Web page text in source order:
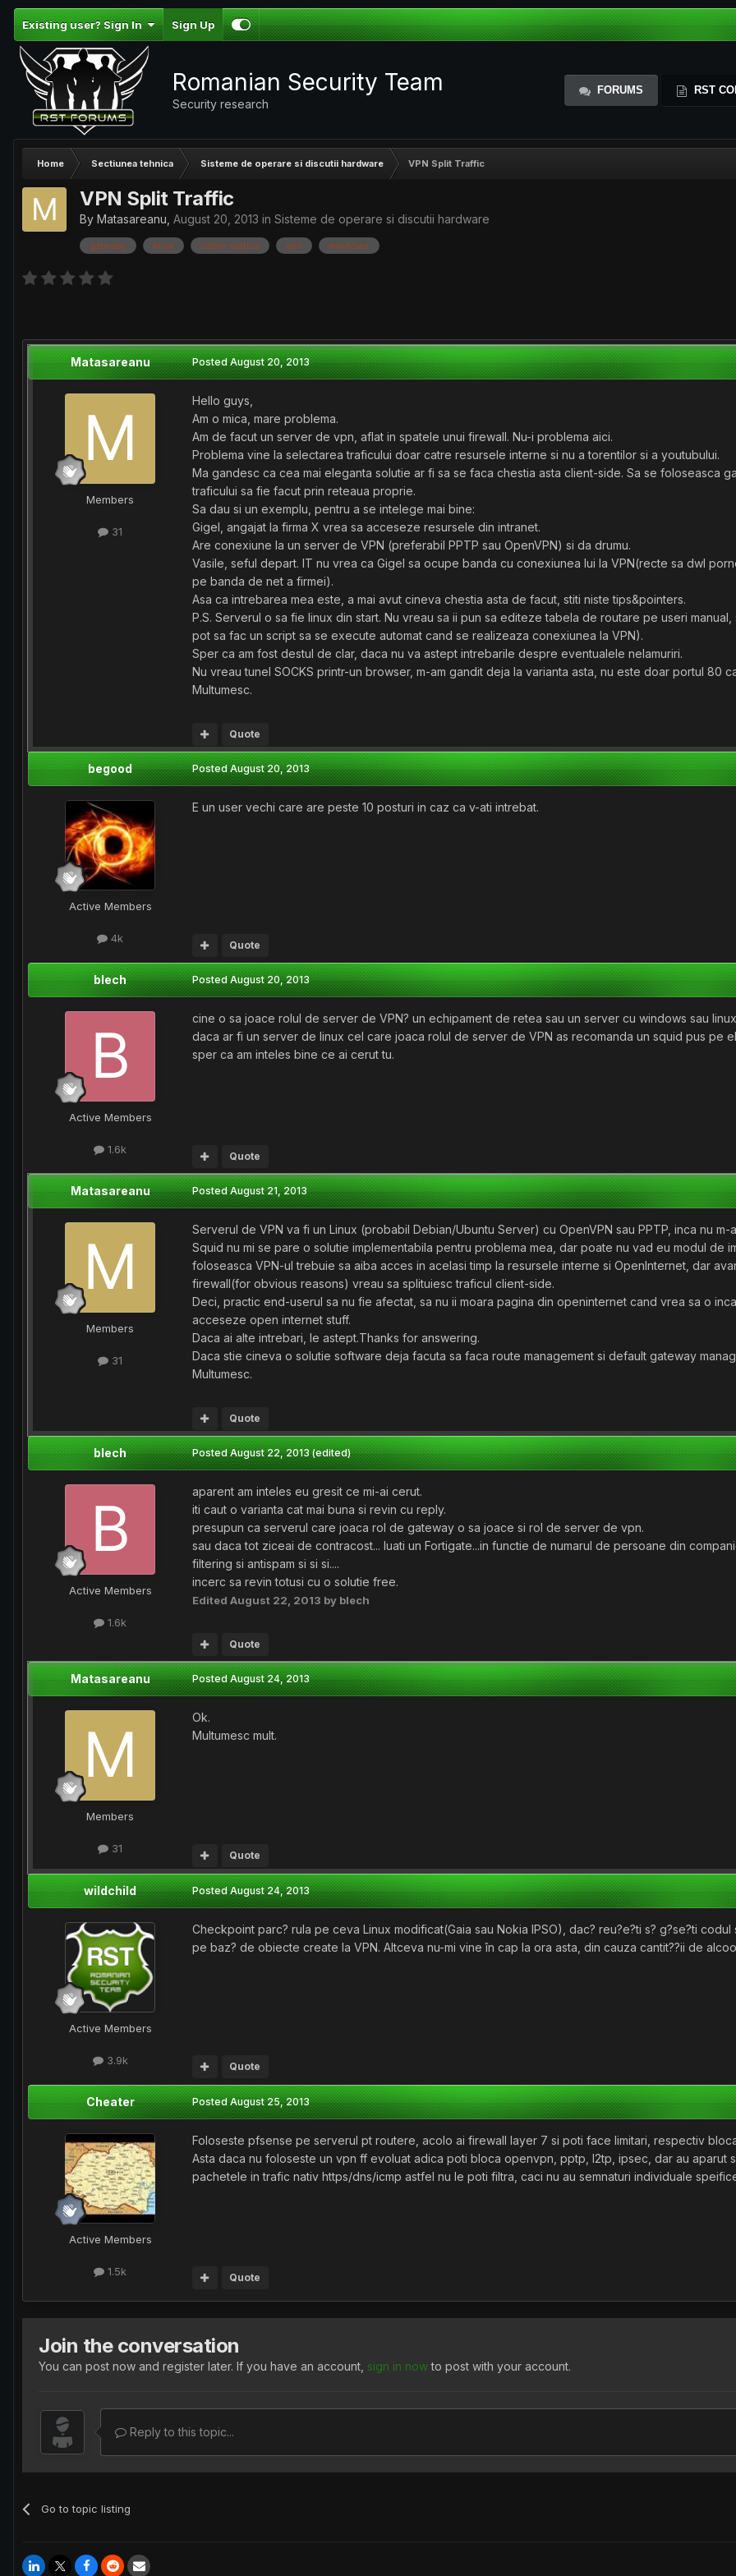
Existing user? Sign In Sign Up
Romanian Security Team
Security research
FORUMS RST
Home Sectiunea tehnica Sisteme de operare si discutii hardware VPN Split Traffic
VPN Split Traffic
By Matasareanu August 20, 2013 in Sisteme de operare si discutii hardware
gateway linux rutare statica vpn windows
Matasareanu
Members
31
PostedAugust 20, 2013
Hello guys,
Am o mica, mare problema.
Am de facut un server de vpn, aflat in spatele unui firewall. Nu-i problema aici.
Problema vine la selectarea traficului doar catre resursele interne si nu a torentilor si a youtubului.
Ma gandesc ca cea mai eleganta solutie ar fi sa se faca chestia asta client-side. Sa se foloseasca
traficului sa fie facut prin reteaua proprie.
Sa dau si un exemplu, pentru a se intelege mai bine:
Gigel, angajat la firma X vrea sa acceseze resursele din intranet.
Are conexiune la un server de VPN (preferabil PPTP sau OpenVPN) si da drumu.
Vasile, seful depart. IT nu vrea ca Gigel sa ocupe banda cu conexiunea lui la VPN(recte sa dwl
pe banda de net a firmei).
Asa ca intrebarea mea este, a mai avut cineva chestia asta de facut, stiti niste tips&pointers.
P.S. Serverul o sa fie linux din start. Nu vreau sa ii pun sa editeze tabela de routare pe useri
pot sa fac un script sa se execute automat cand se realizeaza conexiunea la VPN).
Sper ca am fost destul de clar, daca nu va astept intrebarile despre eventualele nelamuriri.
Nu vreau tunel SOCKS printr-un browser, m-am gandit deja la varianta asta, nu este doar portul 80
Multumesc.
Quote
begood
Active Members
4k
PostedAugust 20, 2013
E un user vechi care are peste 10 posturi in caz ca v-ati intrebat.
Quote
blech
Active Members
1.6k
PostedAugust 20, 2013
cine o sa joace rolul de server de VPN? un echipament de retea sau un server cu windows sau
daca ar fi un server de linux cel care joaca rolul de server de VPN as recomanda un squid pus pe
sper ca am inteles bine ce ai cerut tu.
Quote
Matasareanu
Members
31
PostedAugust 21, 2013
Serverul de VPN va fi un Linux (probabil Debian/Ubuntu Server) cu OpenVPN sau PPTP, inca nu m-
Squid nu mi se pare o solutie implementabila pentru problema mea, dar poate nu vad eu modul de
foloseasca VPN-ul trebuie sa aiba acces in acelasi timp la resursele interne si OpenInternet, dar
firewall(for obvious reasons) vreau sa splituiesc traficul client-side.
Deci, practic end-userul sa nu fie afectat, sa nu ii moara pagina din openinternet cand vrea sa o
acceseze open internet stuff.
Daca ai alte intrebari, le astept.Thanks for answering.
Daca stie cineva o solutie software deja facuta sa faca route management si default gateway
Multumesc.
Quote
blech
Active Members
1.6k
PostedAugust 22, 2013 (edited)
aparent am inteles eu gresit ce mi-ai cerut.
iti caut o varianta cat mai buna si revin cu reply.
presupun ca serverul care joaca rol de gateway o sa joace si rol de server de vpn.
sau daca tot ziceai de contracost... luati un Fortigate...in functie de numarul de persoane din
filtering si antispam si si si....
incerc sa revin totusi cu o solutie free.
Edited August 22, 2013 by blech
Quote
Matasareanu
Members
31
PostedAugust 24, 2013
Ok.
Multumesc mult.
Quote
wildchild
Active Members
3.9k
PostedAugust 24, 2013
Checkpoint parc? rula pe ceva Linux modificat(Gaia sau Nokia IPSO), dac? reu?e?ti s? g?se?ti
pe baz? de obiecte create la VPN. Altceva nu-mi vine în cap la ora asta, din cauza cantit??ii de
Quote
Cheater
Active Members
1.5k
PostedAugust 25, 2013
Foloseste pfsense pe serverul pt routere, acolo ai firewall layer 7 si poti face limitari, respectiv
Asta daca nu foloseste un vpn ff evoluat adica poti bloca openvpn, pptp, l2tp, ipsec, dar au aparut
pachetele in trafic nativ https/dns/icmp astfel nu le poti filtra, caci nu au semnaturi individuale
Quote
Join the conversation
You can post now and register later. If you have an account, sign in nowto post with your account.
Reply to this topic...
Go to topic listing